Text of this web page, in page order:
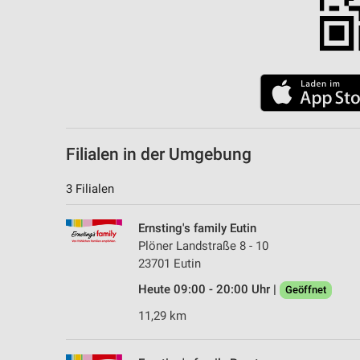
Filialen in der Umgebung
3 Filialen
Ernsting's family Eutin
Plöner Landstraße 8 - 10
23701 Eutin
Heute 09:00 - 20:00 Uhr |
Geöffnet
11,29 km